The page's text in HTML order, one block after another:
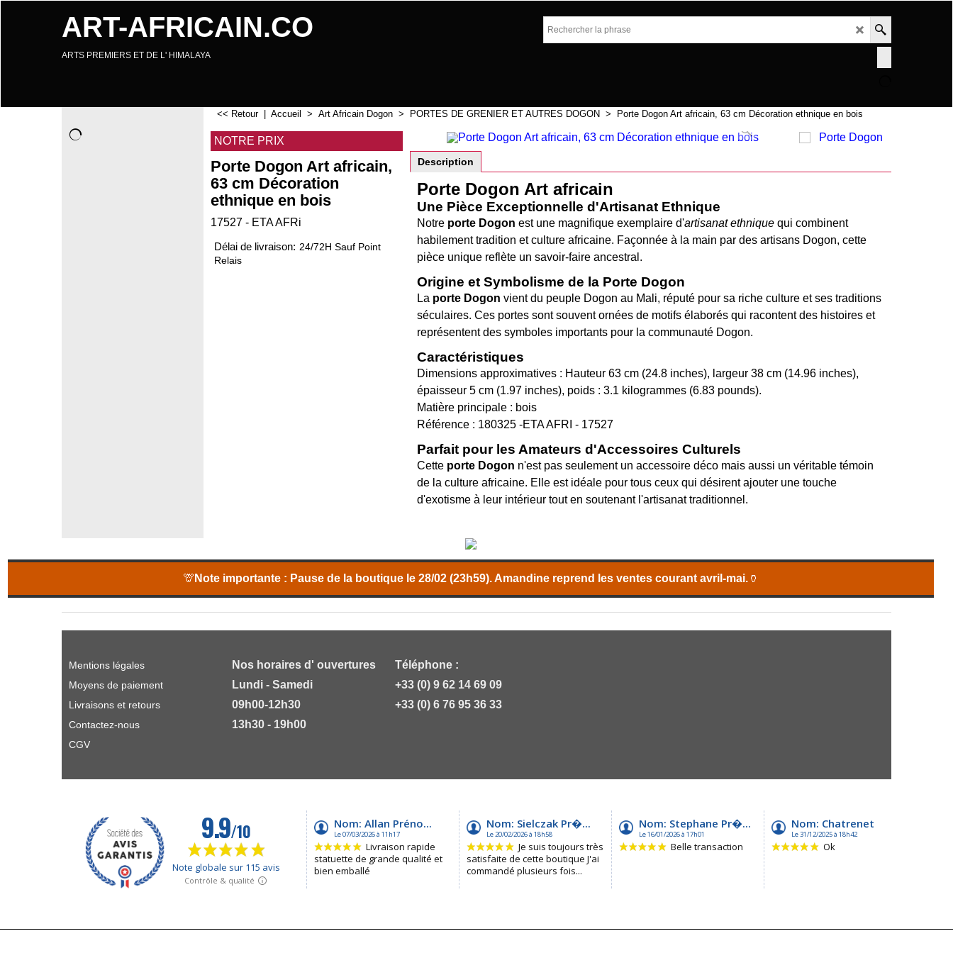
ART-AFRICAIN.CO
ARTS PREMIERS ET DE L' HIMALAYA
<< Retour Accueil > Art Africain Dogon > PORTES DE GRENIER ET AUTRES DOGON > Porte Dogon Art africain, 63 cm Décoration ethnique en bois
NOTRE PRIX
Porte Dogon Art africain,
63 cm Décoration
ethnique en bois
17527 - ETA AFRi
Délai de livraison: 24/72H Sauf Point
Relais
Description
Porte Dogon Art africain
Une Pièce Exceptionnelle d'Artisanat Ethnique
Notre porte Dogon est une magnifique exemplaire d'artisanat ethnique qui combinent
habilement tradition et culture africaine. Façonnée à la main par des artisans Dogon, cette
pièce unique reflète un savoir-faire ancestral.
Origine et Symbolisme de la Porte Dogon
La porte Dogon vient du peuple Dogon au Mali, réputé pour sa riche culture et ses traditions
séculaires. Ces portes sont souvent ornées de motifs élaborés qui racontent des histoires et
représentent des symboles importants pour la communauté Dogon.
Caractéristiques
Dimensions approximatives : Hauteur 63 cm (24.8 inches), largeur 38 cm (14.96 inches),
épaisseur 5 cm (1.97 inches), poids : 3.1 kilogrammes (6.83 pounds).
Matière principale : bois
Référence : 180325 -ETA AFRI - 17527
Parfait pour les Amateurs d'Accessoires Culturels
Cette porte Dogon n'est pas seulement un accessoire déco mais aussi un véritable témoin
de la culture africaine. Elle est idéale pour tous ceux qui désirent ajouter une touche
d'exotisme à leur intérieur tout en soutenant l'artisanat traditionnel.
🦒 Note importante : Pause de la boutique le 28/02 (23h59). Amandine reprend les ventes courant avril-mai.🏺
Mentions légales
Moyens de paiement
Livraisons et retours
Contactez-nous
CGV
Nos horaires d' ouvertures
Lundi - Samedi
09h00-12h30
13h30 - 19h00
Téléphone :
+33 (0) 9 62 14 69 09
+33 (0) 6 76 95 36 33